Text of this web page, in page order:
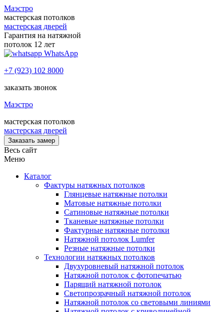
Маэстро
мастерская потолков
мастерская дверей
Гарантия на натяжной
потолок 12 лет
WhatsApp
+7 (923) 102 8000
заказать звонок
Маэстро
мастерская потолков
мастерская дверей
Заказать замер
Весь сайт
Меню
Каталог
Фактуры натяжных потолков
Глянцевые натяжные потолки
Матовые натяжные потолки
Сатиновые натяжные потолки
Тканевые натяжные потолки
Фактурные натяжные потолки
Натяжной потолок Lumfer
Резные натяжные потолки
Технологии натяжных потолков
Двухуровневый натяжной потолок
Натяжной потолок с фотопечатью
Парящий натяжной потолок
Светопрозрачный натяжной потолок
Натяжной потолок со световыми линиями